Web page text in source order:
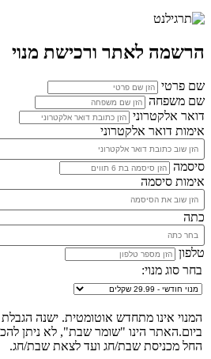
הרשמה לאתר ורכישת מנוי
שם פרטי
שם משפחה
דואר אלקטרוני
אימות דואר אלקטרוני
סיסמה
אימות סיסמה
כתה
טלפון
בחר סוג מנוי:
ביום.האתר הינו "שומר שבת", לא ניתן
החל מכניסת שבת/חג ועד לצאת שבת/חג.